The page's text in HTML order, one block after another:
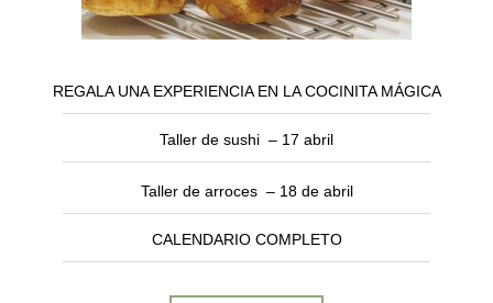
REGALA UNA EXPERIENCIA EN LA COCINITA MÁGICA
Taller de sushi – 17 abril
Taller de arroces – 18 de abril
CALENDARIO COMPLETO